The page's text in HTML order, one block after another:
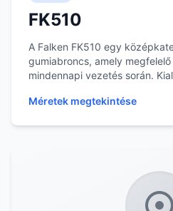
FK510
A Falken FK510 egy
gumiabroncs, amely
mindennapi vezetés során.
Méretek megtekintése